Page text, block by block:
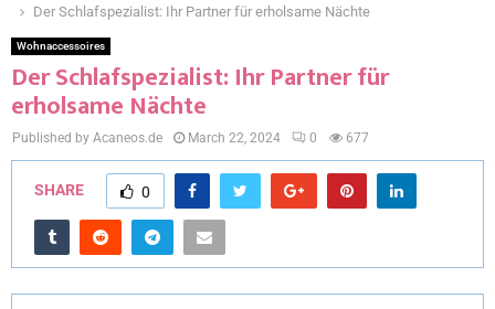
Der Schlafspezialist: Ihr Partner für erholsame Nächte
Wohnaccessoires
Der Schlafspezialist: Ihr Partner für
erholsame Nächte
Published by Acaneos.de March 22, 2024 0 677
SHARE 0